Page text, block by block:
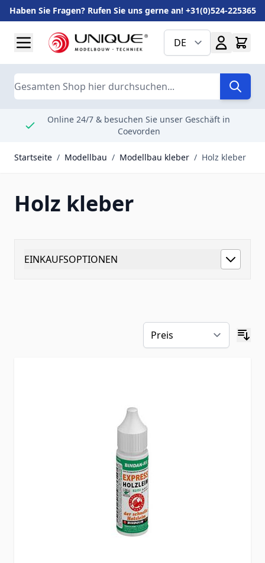
Haben Sie Fragen? Rufen Sie uns gerne an! +31(0)524-225365
DE
Suche
Online 24/7 & besuchen Sie unser Geschäft in
Coevorden
Startseite / Modellbau / Modellbau kleber / Holz kleber
Holz kleber
EINKAUFSOPTIONEN